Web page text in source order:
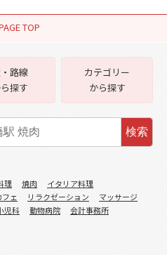
TOP
路線
探す
カテゴリー
から探す
検索
理 焼肉
イタリア料理
ェ リラクゼーション
マッサージ
児科 動物病院
会計事務所